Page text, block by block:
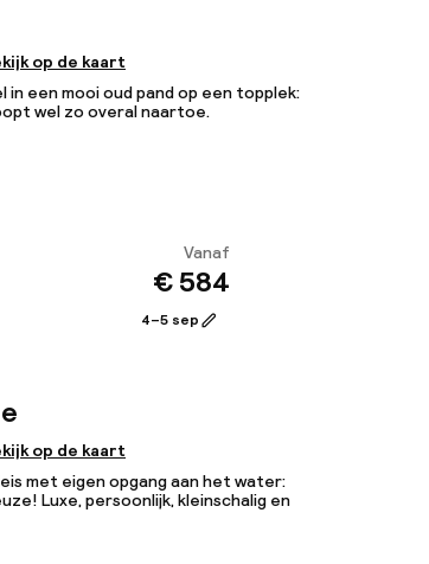
op de kaart
een mooi oud pand op een topplek:
wel zo overal naartoe.
Vanaf
€ 584
4–5 sep
op de kaart
met eigen opgang aan het water:
Luxe, persoonlijk, kleinschalig en